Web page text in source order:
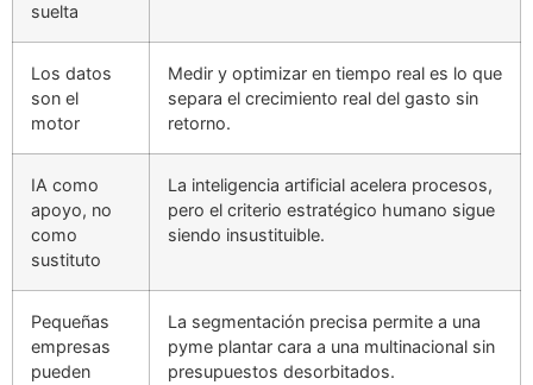
suelta
Los datos
son el
motor
Medir y optimizar en tiempo real es lo que
separa el crecimiento real del gasto sin
retorno.
IA como
apoyo, no
como
sustituto
La inteligencia artificial acelera procesos,
pero el criterio estratégico humano sigue
siendo insustituible.
Pequeñas
empresas
pueden
La segmentación precisa permite a una
pyme plantar cara a una multinacional sin
presupuestos desorbitados.